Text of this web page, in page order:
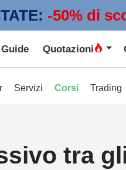
-50% di
Guide Quotazioni
Servizi Corsi Trading
tra